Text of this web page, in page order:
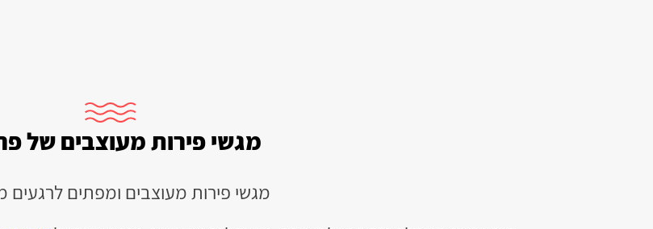
מגשי פירות מעוצבים של
מגשי פירות מעוצבים ומפתים לרגעים